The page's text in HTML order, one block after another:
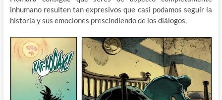
inhumano resulten tan expresivos que casi podamos seguir la
historia y sus emociones prescindiendo de los diálogos.